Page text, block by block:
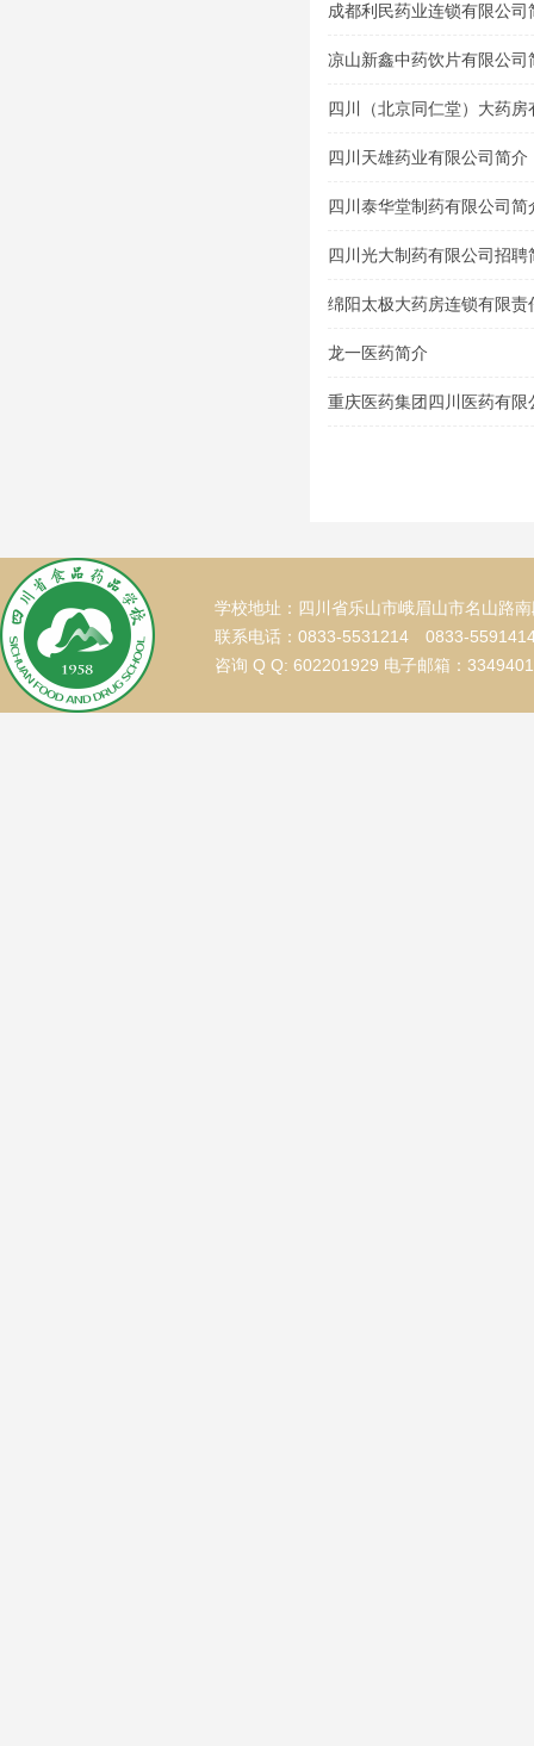
成都利民药业连锁有限公司
凉山新鑫中药饮片有限公司
四川（北京同仁堂）大药房
四川天雄药业有限公司简介
四川泰华堂制药有限公司简
四川光大制药有限公司招聘
绵阳太极大药房连锁有限责
龙一医药简介
重庆医药集团四川医药有限
学校地址：四川省乐山市峨眉山市名山路
联系电话：0833-5531214 0833-
咨询 Q Q: 602201929 电子邮箱：